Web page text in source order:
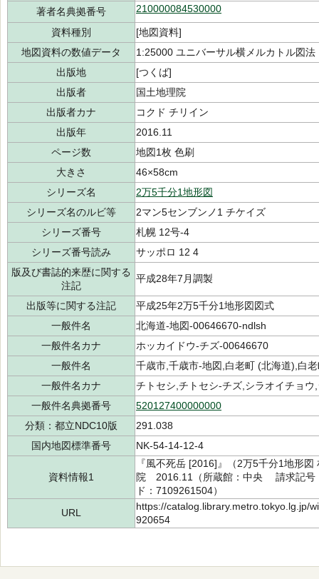
著者名典拠番号
210000084530000
資料種別
[地図資料]
地図資料の数値データ
1:25000 ユニバーサル横メルカトル図法
出版地
[つくば]
出版者
国土地理院
出版者カナ
コクド チリイン
出版年
2016.11
ページ数
地図1枚 色刷
大きさ
46×58cm
シリーズ名
2万5千分1地形図
シリーズ名のルビ等
2マン5センブンノ1 チケイズ
シリーズ番号
札幌 12号-4
シリーズ番号読み
サッポロ 12 4
版及び書誌的来歴に関する
注記
平成28年7月調製
出版等に関する注記
平成25年2万5千分1地形図図式
一般件名
北海道-地図-00646670-ndlsh
一般件名カナ
ホッカイドウ-チズ-00646670
一般件名
千歳市,千歳市-地図,白老町 (北海道),白
一般件名カナ
チトセシ,チトセシ-チズ,シラオイチョ
一般件名典拠番号
520127400000000
分類：都立NDC10版
291.038
国内地図標準番号
NK-54-14-12-4
資料情報1
『風不死岳 [2016]』（2万5千分1地
院 2016.11（所蔵館：中央 請求記
ド：7109261504）
URL
https://catalog.library.metro.tokyo.lg.jp/
920654